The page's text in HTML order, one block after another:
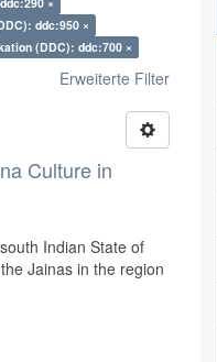
ddc:950 ×
(DDC): ddc:700 ×
Erweiterte Filter
Culture in
Indian State of
Jainas in the region